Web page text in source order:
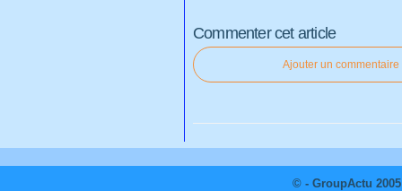
Commenter cet article
Ajouter un commentaire
© - GroupActu